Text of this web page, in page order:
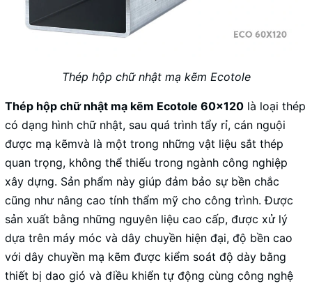
Thép hộp chữ nhật mạ kẽm Ecotole
Thép hộp chữ nhật mạ kẽm Ecotole 60x120 là loại thép
có dạng hình chữ nhật, sau quá trình tẩy rỉ, cán nguội
được mạ kẽmvà là một trong những vật liệu sắt thép
quan trọng, không thể thiếu trong ngành công nghiệp
xây dựng. Sản phẩm này giúp đảm bảo sự bền chắc
cũng như nâng cao tính thẩm mỹ cho công trình. Được
sản xuất bằng những nguyên liệu cao cấp, được xử lý
dựa trên máy móc và dây chuyền hiện đại, độ bền cao
với dây chuyền mạ kẽm được kiểm soát độ dày bằng
thiết bị dao gió và điều khiển tự động cùng công nghệ